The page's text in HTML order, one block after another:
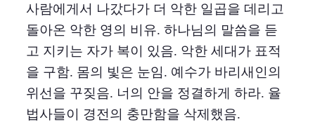
사람에게서 나갔다가 더 악한 일곱을 데리고
돌아온 악한 영의 비유. 하나님의 말씀을 듣
고 지키는 자가 복이 있음. 악한 세대가 표적
을 구함. 몸의 빛은 눈임. 예수가 바리새인의
위선을 꾸짖음. 너의 안을 정결하게 하라. 율
법사들이 경전의 충만함을 삭제했음.